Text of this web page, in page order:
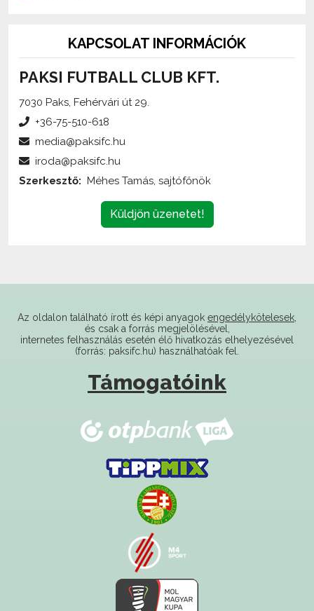
PAKSI FUTBALL CLUB KFT.
7030 Paks, Fehérvári út 29.
Küldjön üzenetet!
internetes felhasználás esetén élő hivatkozás elhelyezésével
(forrás: paksifc.hu) használhatóak fel.
Támogatóink